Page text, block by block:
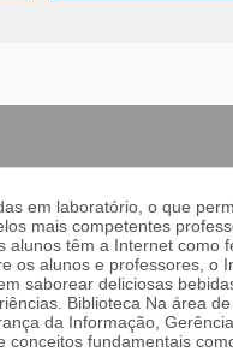
em laboratório, o que
mais competentes
alunos têm a Internet como
os alunos e professores, o
saborear deliciosas
Biblioteca Na área
da Informação,
conceitos fundamentais